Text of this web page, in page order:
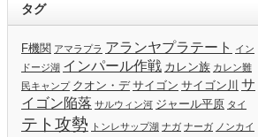
タグ
F機関 アマラプラ アランヤプラテート
イン
ドージ湖 インパール作戦 カレン族 カレン難
民キャンプ クオン・デ サイゴン サイゴン川 サ
イゴン陥落 サルウィン河 ジャール平原 タイ
テト攻勢 トンレサップ湖 ナガ ナーガ ノンカイ